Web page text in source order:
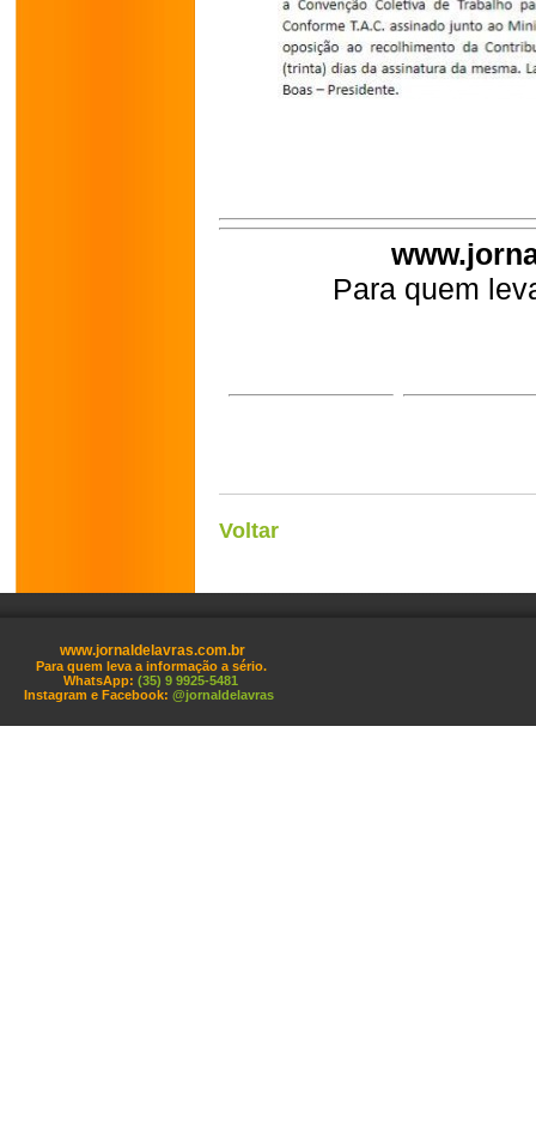
Para quem
Voltar
www.jornaldelavras.com.br
Para quem leva a informação a sério.
WhatsApp: (35) 9 9925-5481
Instagram e Facebook: @jornaldelavras